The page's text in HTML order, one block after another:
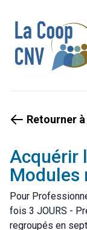
Retourner
Acquérir
Modules
Pour
fois 3 JOURS -
regroupés en